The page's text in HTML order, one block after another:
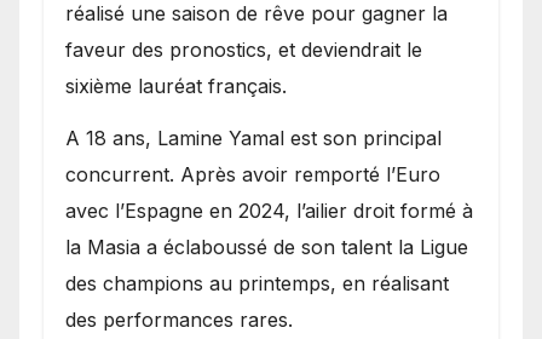
réalisé une saison de rêve pour gagner la
faveur des pronostics, et deviendrait le
sixième lauréat français.
A 18 ans, Lamine Yamal est son principal
concurrent. Après avoir remporté l’Euro
avec l’Espagne en 2024, l’ailier droit formé à
la Masia a éclaboussé de son talent la Ligue
des champions au printemps, en réalisant
des performances rares.